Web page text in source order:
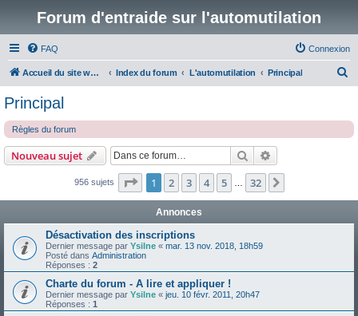
Forum d'entraide sur l'automutilation
FAQ Connexion
Accueil du site www.automutilations.info Index du forum L'automutilation Principal
e
Principal
Règles du forum
Nouveau sujet Rechercher
956 sujets Page 1sur32
1 2 3 4 5 32
Annonces
Désactivation des inscriptions
Dernier message par Ysilne « mar. 13 nov. 2018, 18h59
Posté dans Administration
Réponses : 2
Charte du forum - A lire et appliquer !
Dernier message par Ysilne « jeu. 10 févr. 2011, 20h47
Réponses : 1